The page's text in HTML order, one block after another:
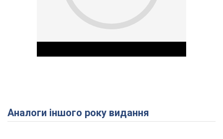
Play Video
Аналоги іншого року видання